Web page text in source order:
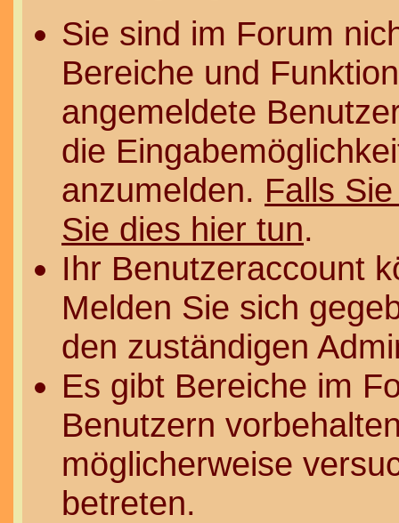
Sie sind im Forum
Bereiche und
angemeldete
die
anzumelden. Falls
Sie dies hier tun.
Ihr Benutzeraccount
Melden Sie sich
den zuständigen
Es gibt Bereiche im
Benutzern
möglicherweise
betreten.